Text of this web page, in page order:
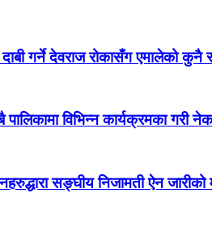
गर्ने देवराज रोकासँग एमालेको
विभिन्न कार्यक्रमका गरी
सङ्घीय निजामती ऐन जारीको